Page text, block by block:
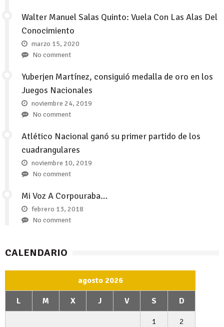
Walter Manuel Salas Quinto: Vuela Con Las Alas Del
Conocimiento
marzo 15, 2020
No comment
Yuberjen Martínez, consiguió medalla de oro en los
Juegos Nacionales
noviembre 24, 2019
No comment
Atlético Nacional ganó su primer partido de los
cuadrangulares
noviembre 10, 2019
No comment
Mi Voz A Corpouraba…
febrero 13, 2018
No comment
CALENDARIO
agosto 2026
L M X J V S D
1 2